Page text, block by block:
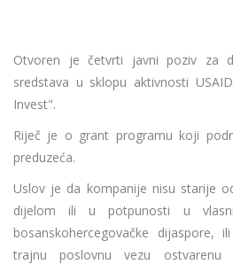
Otvoren je četvrti javni poziv za
sredstava u sklopu aktivnosti
Invest".
Riječ je o grant programu koji
preduzeća.
Uslov je da kompanije nisu starije
dijelom ili u potpunosti u
bosanskohercegovačke dijaspore,
trajnu poslovnu vezu ostvarenu